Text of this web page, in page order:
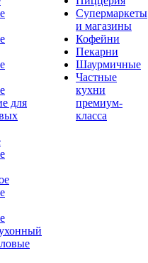
для
Супермаркеты
и магазины
Кофейни
Пекарни
Шаурмичные
Частные
кухни
премиум-
класса